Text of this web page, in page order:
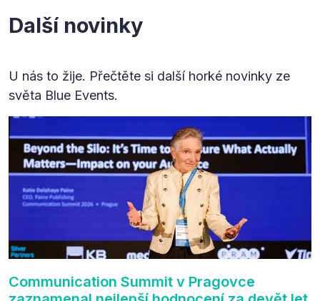
Další novinky
U nás to žije. Přečtěte si další horké novinky ze
světa Blue Events.
Communication Summit v Pragovce